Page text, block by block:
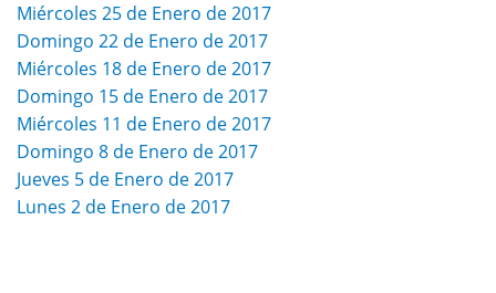
Miércoles 25 de Enero de 2017
Domingo 22 de Enero de 2017
Miércoles 18 de Enero de 2017
Domingo 15 de Enero de 2017
Miércoles 11 de Enero de 2017
Domingo 8 de Enero de 2017
Jueves 5 de Enero de 2017
Lunes 2 de Enero de 2017